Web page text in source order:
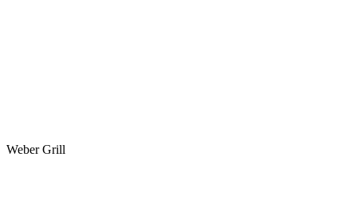
Weber Grill